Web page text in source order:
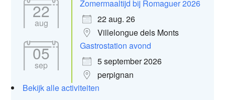
22
aug
Zomermaaltijd bij Romaguer 2026
22 aug. 26
Villelongue dels Monts
05
sep
Gastrostation avond
5 september 2026
perpignan
Bekijk alle activiteiten